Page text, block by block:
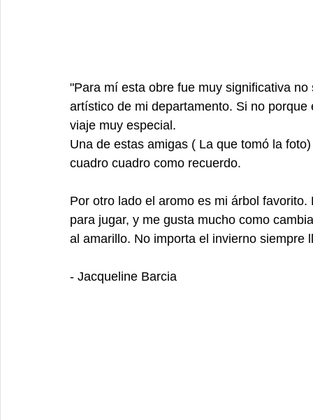
"Para mí esta obre fue muy significativa
artístico de mi departamento. Si no
viaje muy especial.
Una de estas amigas ( La que tomó la
cuadro cuadro como recuerdo.
Por otro lado el aromo es mi árbol
para jugar, y me gusta mucho como
al amarillo. No importa el invierno siempre
- Jacqueline Barcia